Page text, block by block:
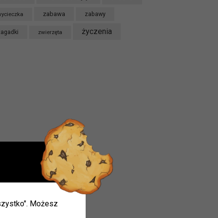
zabawa zabawy
zwierzęta życzenia
w
Możesz